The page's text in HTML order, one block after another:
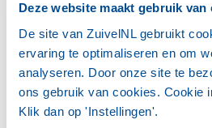
Deze website maakt gebruik van
De site van ZuivelNL gebruikt
ervaring te optimaliseren en om
analyseren. Door onze site te
ons gebruik van cookies. Cookie
Klik dan op 'Instellingen'.
MARKTBERICHT APRIL 2024
MARKTBERICHT MAART 2024